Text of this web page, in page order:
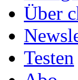
Über
Testen